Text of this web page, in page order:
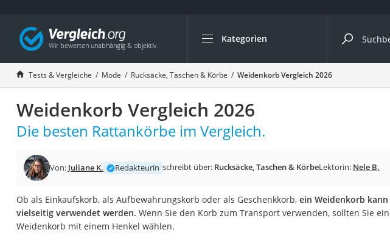
Kategorien
Die beliebtesten Vergleiche nach Kategorie
Mode
Boxershorts
Cellulite-Leggings
Herrensocken
Polarisierte Sonnenbrille
Hausschuhe Herren
Suunto-Uhr
Überzieh-Sonnenbrille
Tests & Vergleiche Mode Rucksäcke, Taschen & Körbe Weidenkorb Vergleich 2026
Weidenkorb Vergleich 2026
Die besten Rattankörbe im Vergleich.
Von: Juliane K. Redakteurin schreibt über: Rucksäcke, Taschen & KörbeLektorin: Nele B.
Ob als Einkaufskorb, als Aufbewahrungskorb oder als Geschenkkorb, ein Weidenkorb kann
vielseitig verwendet werden. Wenn Sie den Korb zum Transport verwenden, sollten Sie
Weidenkorb mit einem Henkel wählen.